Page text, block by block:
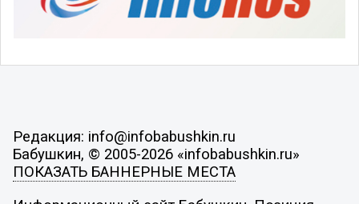
Редакция: info@infobabushkin.ru
Бабушкин, © 2005-2026 «infobabushkin.ru»
ПОКАЗАТЬ БАННЕРНЫЕ МЕСТА